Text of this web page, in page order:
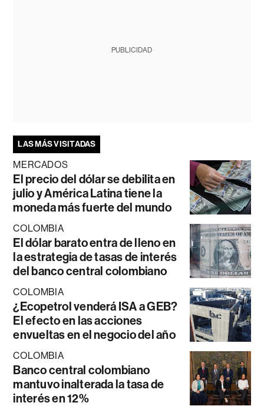
PUBLICIDAD
LAS MÁS VISITADAS
MERCADOS
El precio del dólar se debilita en
julio y América Latina tiene la
moneda más fuerte del mundo
COLOMBIA
El dólar barato entra de lleno en
la estrategia de tasas de interés
del banco central colombiano
COLOMBIA
¿Ecopetrol venderá ISA a GEB?
El efecto en las acciones
envueltas en el negocio del año
COLOMBIA
Banco central colombiano
mantuvo inalterada la tasa de
interés en 12%